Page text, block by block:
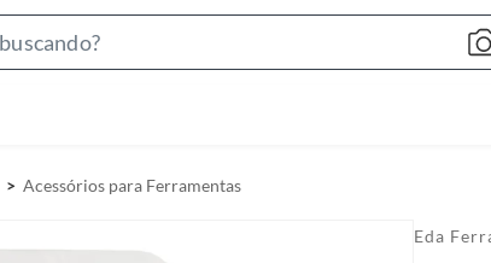
h
Acessórios para Ferramentas
Eda